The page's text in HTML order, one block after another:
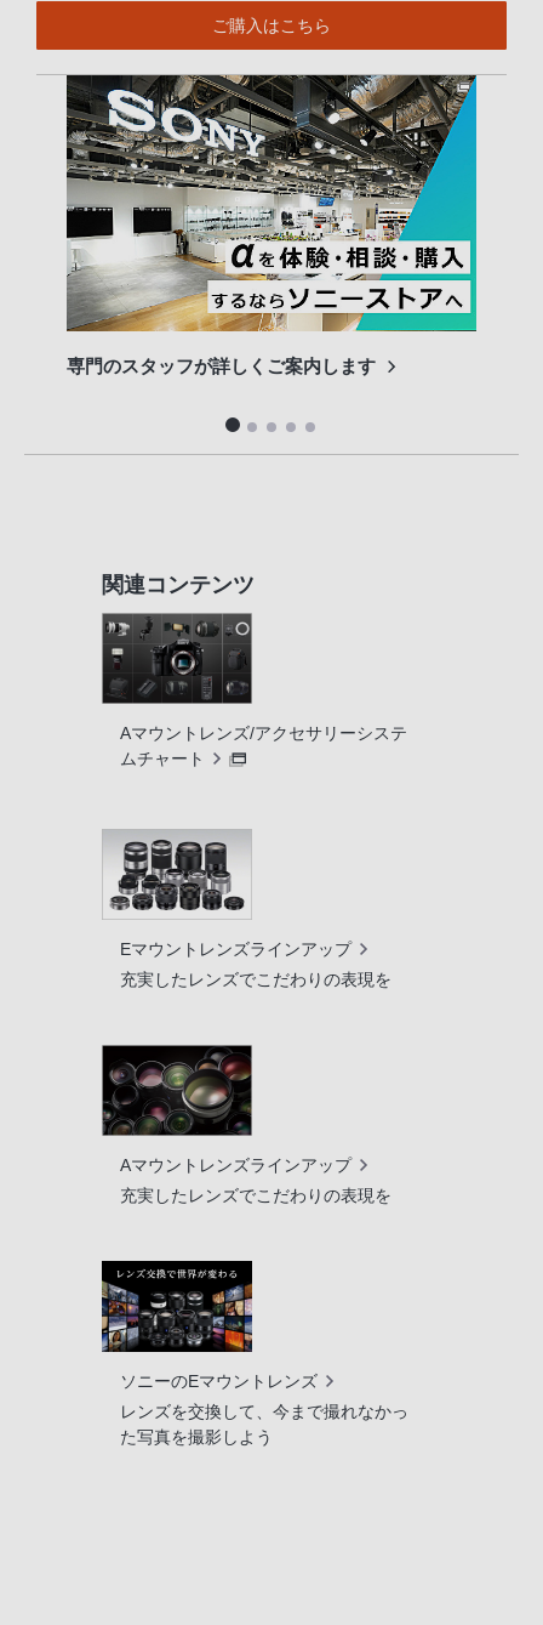
ご購入はこちら
専門のスタッフが詳しくご案内します
関連コンテンツ
Aマウントレンズ/アクセサリーシステ
ムチャート
Eマウントレンズラインアップ
充実したレンズでこだわりの表現を
Aマウントレンズラインアップ
充実したレンズでこだわりの表現を
ソニーのEマウントレンズ
レンズを交換して、今まで撮れなかっ
た写真を撮影しよう